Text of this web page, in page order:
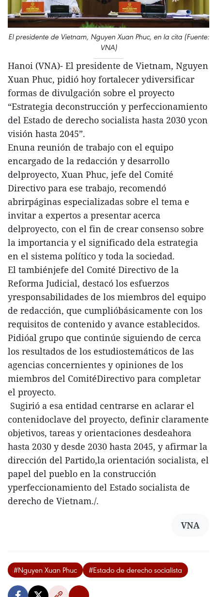
El presidente de Vietnam, Nguyen Xuan Phuc, en la cita (Fuente:
VNA)
Hanoi (VNA)- El presidente de Vietnam, Nguyen
Xuan Phuc, pidió hoy fortalecer ydiversificar
formas de divulgación sobre el proyecto
“Estrategia deconstrucción y perfeccionamiento
del Estado de derecho socialista hasta 2030 ycon
visión hasta 2045”.
Enuna reunión de trabajo con el equipo
encargado de la redacción y desarrollo
delproyecto, Xuan Phuc, jefe del Comité
Directivo para ese trabajo, recomendó
abrirpáginas especializadas sobre el tema e
invitar a expertos a presentar acerca
delproyecto, con el fin de crear consenso sobre
la importancia y el significado dela estrategia
en el sistema político y toda la sociedad.
El tambiénjefe del Comité Directivo de la
Reforma Judicial, destacó los esfuerzos
yresponsabilidades de los miembros del equipo
de redacción, que cumplióbásicamente con los
requisitos de contenido y avance establecidos.
Pidióal grupo que continúe siguiendo de cerca
los resultados de los estudiostemáticos de las
agencias concernientes y opiniones de los
miembros del ComitéDirectivo para completar
el proyecto.
Sugirió a esa entidad centrarse en aclarar el
contenidoclave del proyecto, definir claramente
objetivos, tareas y orientaciones desdeahora
hasta 2030 y desde 2030 hasta 2045, y afirmar la
dirección del Partido,la orientación socialista, el
papel del pueblo en la construcción
yperfeccionamiento del Estado socialista de
derecho de Vietnam./.
VNA
#Nguyen Xuan Phuc #Estado de derecho socialista